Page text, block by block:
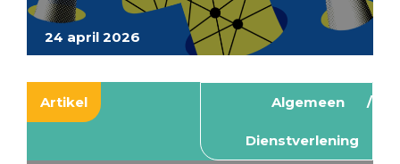
24 april 2026
Artikel Algemeen
Dienstverlening